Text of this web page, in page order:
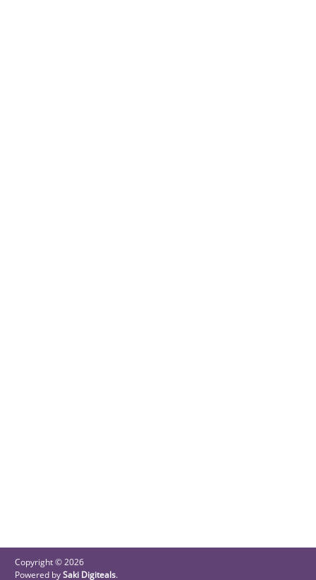
Copyright © 2026
Powered bySaki Digiteals.